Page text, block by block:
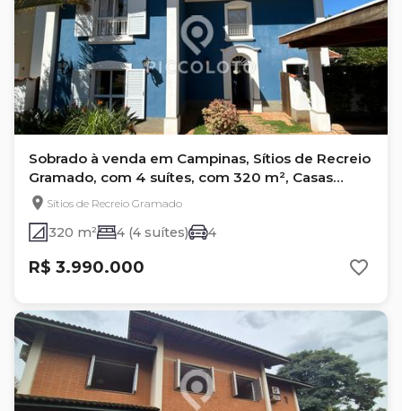
Sobrado à venda em Campinas, Sítios de Recreio
Gramado, com 4 suítes, com 320 m², Casas
Brasileiras
Sítios de Recreio Gramado
320 m² 4 (4 suítes) 4
R$ 3.990.000